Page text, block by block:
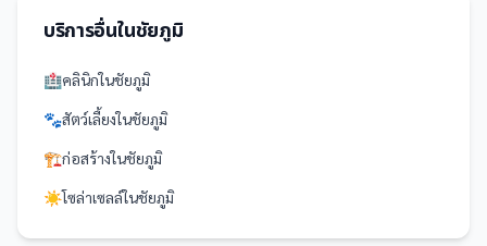
บริการอื่นในชัยภูมิ
🏥คลินิกในชัยภูมิ
🐾สัตว์เลี้ยงในชัยภูมิ
🏗️ก่อสร้างในชัยภูมิ
☀️โซล่าเซลล์ในชัยภูมิ